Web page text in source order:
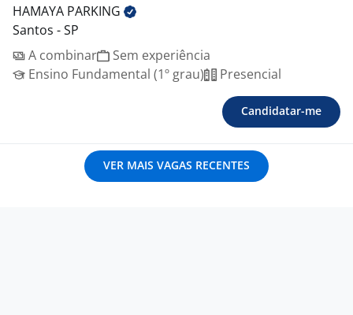
HAMAYA PARKING
Santos - SP
A combinar
Sem experiência
Ensino Fundamental (1º grau)
Presencial
Candidatar-me
VER MAIS VAGAS RECENTES